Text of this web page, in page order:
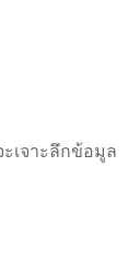
เจาะลึกข้อมูล